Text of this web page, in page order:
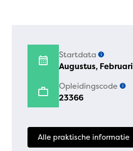
Startdata i
Augustus, Februari
Opleidingscode
i
23366
Alle praktische informatie